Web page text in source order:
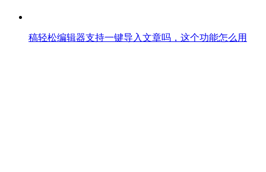
稿轻松编辑器支持一键导入文章吗，这个功能怎么用